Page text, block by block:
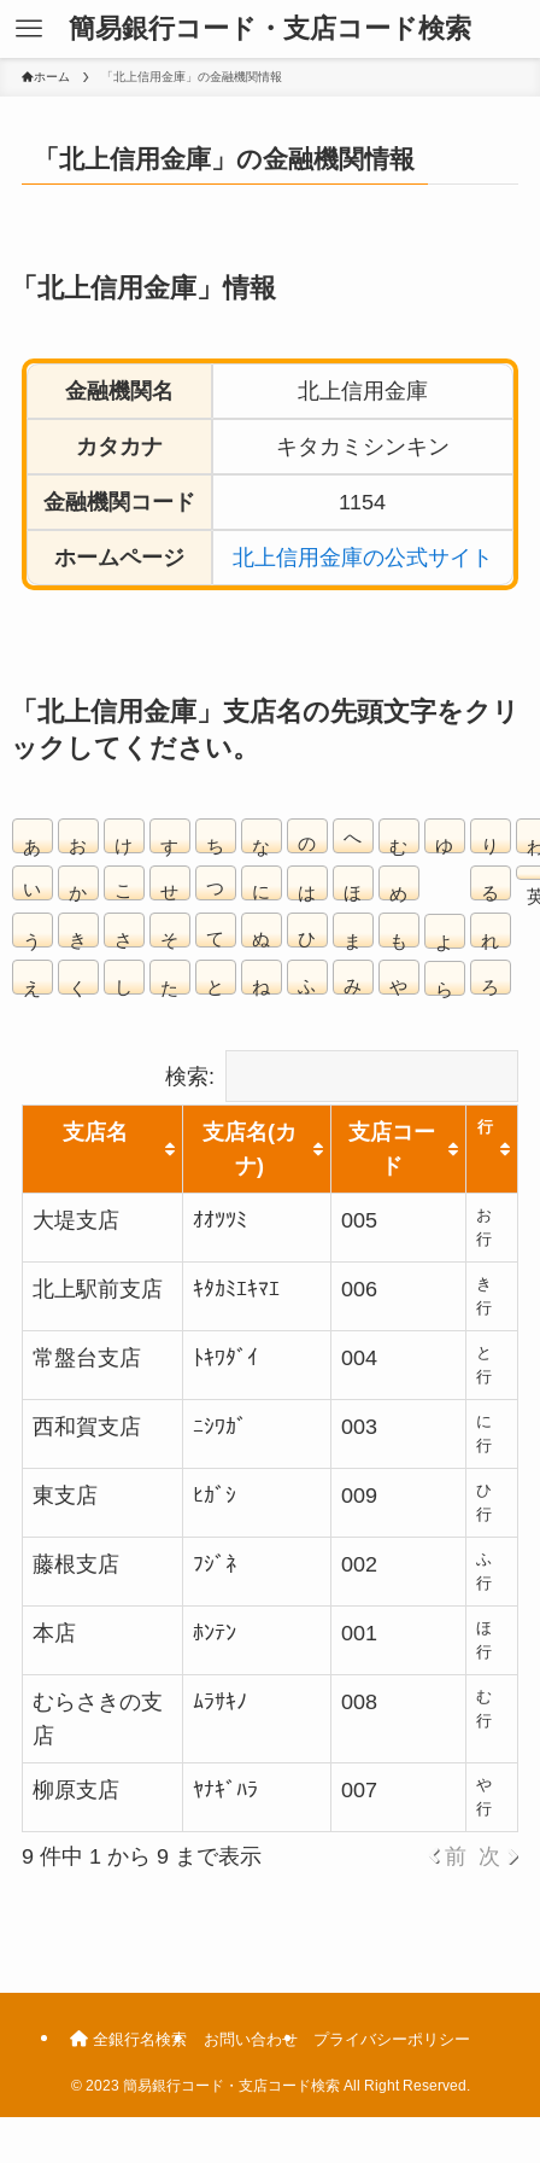
簡易銀行コード・支店コード検索
ホーム 「北上信用金庫」の金融機関情報
「北上信用金庫」の金融機関情報
「北上信用金庫」情報
金融機関名 北上信用金庫
カタカナ キタカミシンキン
金融機関コード 1154
ホームページ 北上信用金庫の公式サイト
「北上信用金庫」支店名の先頭文字をクリ
ックしてください。
あ
い
う
え
お
か
き
く
け
こ
さ
し
す
せ
そ
た
ち
つ
て
と
な
に
ぬ
ね
の
は
ひ
ふ
へ
ほ
ま
み
む
め
も
や
ゆ
よ
ら
り
る
れ
ろ
検索:
支店名
支店名(カ
ナ)
支店コー
ド
行
大堤支店 ｵｵﾂﾂﾐ 005
お
行
北上駅前支店 ｷﾀｶﾐｴｷﾏｴ 006
き
行
常盤台支店 ﾄｷﾜﾀﾞｲ 004
と
行
西和賀支店 ﾆｼﾜｶﾞ 003
に
行
東支店 ﾋｶﾞｼ 009
ひ
行
藤根支店 ﾌｼﾞﾈ 002
ふ
行
本店 ﾎﾝﾃﾝ 001
ほ
行
むらさきの支
店
ﾑﾗｻｷﾉ 008
む
行
柳原支店 ﾔﾅｷﾞﾊﾗ 007
や
行
9 件中 1 から 9 まで表示 前 次
全銀行名検索 お問い合わせ プライバシーポリシー
©2023 簡易銀行コード・支店コード検索 All Right Reserved.